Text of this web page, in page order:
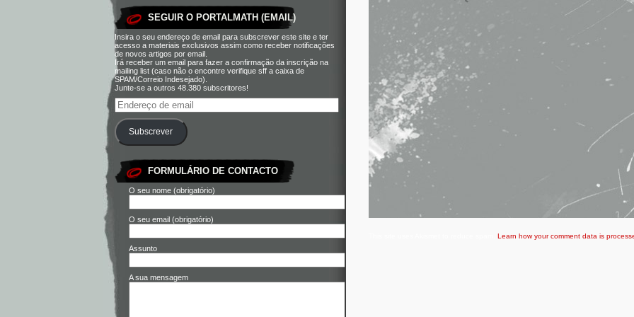
SEGUIR O PORTALMATH (EMAIL)
Insira o seu endereço de email para subscrever este site e ter
acesso a materiais exclusivos assim como receber notificações
de novos artigos por email.
Irá receber um email para fazer a confirmação da inscrição na
mailing list (caso não o encontre verifique sff a caixa de
SPAM/Correio Indesejado).
Junte-se a outros 48.380 subscritores!
Subscrever
FORMULÁRIO DE CONTACTO
O seu nome (obrigatório)
O seu email (obrigatório)
Assunto
A sua mensagem
Learn how your comment data is